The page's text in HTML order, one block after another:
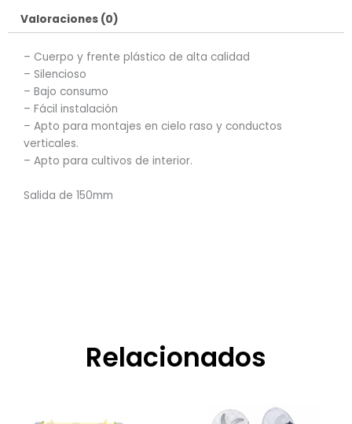
Valoraciones (0)
– Cuerpo y frente plástico de alta calidad
– Silencioso
– Bajo consumo
– Fácil instalación
– Apto para montajes en cielo raso y conductos
verticales.
– Apto para cultivos de interior.
Salida de 150mm
Relacionados